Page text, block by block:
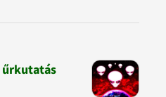
űrkutatás